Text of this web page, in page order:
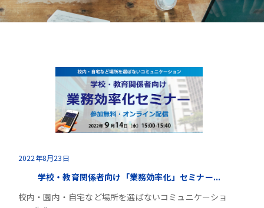
2022年8月23日
学校・教育関係者向け「業務効率化」セミナー...
校内・園内・⾃宅など場所を選ばないコミュニケーショ